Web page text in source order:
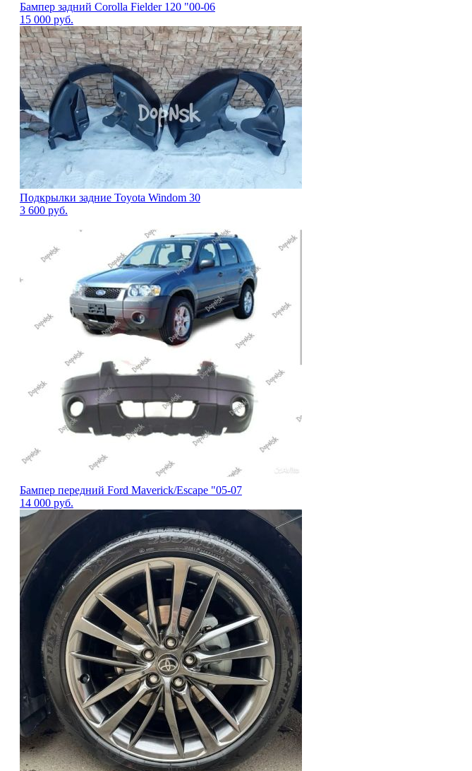
Бампер задний Corolla Fielder 120 "00-06
15 000 руб.
Подкрылки задние Toyota Windom 30
3 600 руб.
Бампер передний Ford Maverick/Escape "05-07
14 000 руб.